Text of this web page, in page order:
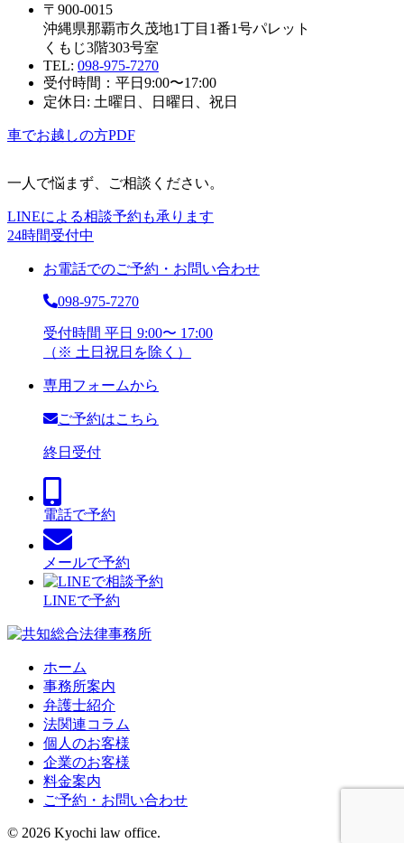
〒900-0015
沖縄県那覇市久茂地1丁目1番1号パレット
くもじ3階303号室
TEL: 098-975-7270
受付時間：平日9:00〜17:00
定休日: 土曜日、日曜日、祝日
車でお越しの方PDF
一人で悩まず、ご相談ください。
LINEによる相談予約も承ります
24時間受付中
お電話でのご予約・お問い合わせ
098-975-7270
受付時間 平日 9:00〜 17:00
（※ 土日祝日を除く）
専用フォームから
ご予約はこちら
終日受付
電話で予約
メールで予約
LINEで予約
ホーム
事務所案内
弁護士紹介
法関連コラム
個人のお客様
企業のお客様
料金案内
ご予約・お問い合わせ
© 2026 Kyochi law office.